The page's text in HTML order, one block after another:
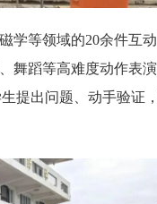
学等领域的20余件互
舞蹈等高难度动作表
提出问题、动手验证